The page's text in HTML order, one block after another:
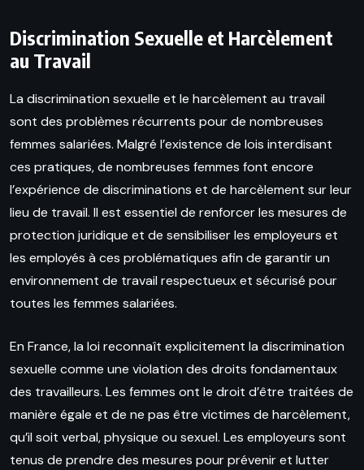
Discrimination Sexuelle et Harcèlement
au Travail
La discrimination sexuelle et le harcèlement au travail
sont des problèmes récurrents pour de nombreuses
femmes salariées. Malgré l’existence de lois interdisant
ces pratiques, de nombreuses femmes font encore
l’expérience de discriminations et de harcèlement sur leur
lieu de travail. Il est essentiel de renforcer les mesures de
protection juridique et de sensibiliser les employeurs et
les employés à ces problématiques afin de garantir un
environnement de travail respectueux et sécurisé pour
toutes les femmes salariées.
En France, la loi reconnaît explicitement la discrimination
sexuelle comme une violation des droits fondamentaux
des travailleurs. Les femmes ont le droit d’être traitées de
manière égale et de ne pas être victimes de harcèlement,
qu’il soit verbal, physique ou sexuel. Les employeurs sont
tenus de prendre des mesures pour prévenir et lutter